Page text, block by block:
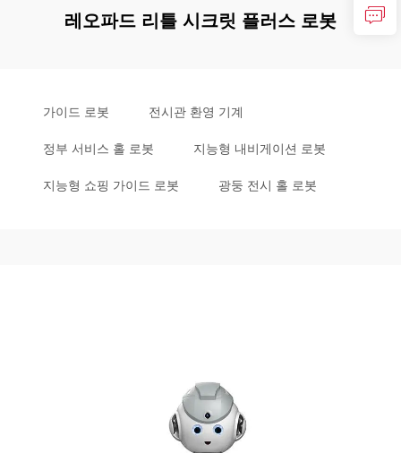
레오파드 리틀 시크릿 플러스 로봇
가이드 로봇 전시관 환영 기계
정부 서비스 홀 로봇 지능형 내비게이션 로봇
지능형 쇼핑 가이드 로봇 광둥 전시 홀 로봇